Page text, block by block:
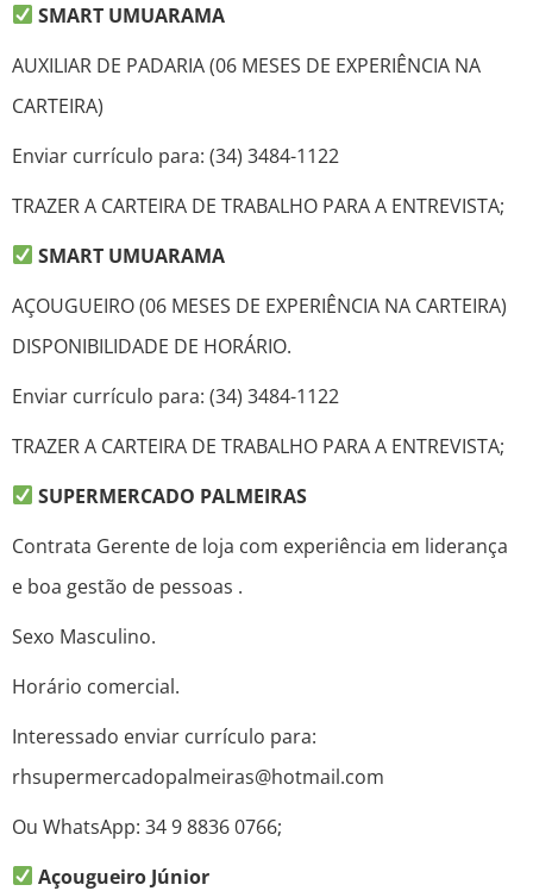
SMART UMUARAMA
AUXILIAR DE PADARIA (06 MESES DE EXPERIÊNCIA NA
CARTEIRA)
Enviar currículo para: (34) 3484-1122
TRAZER A CARTEIRA DE TRABALHO PARA A ENTREVISTA;
SMART UMUARAMA
AÇOUGUEIRO (06 MESES DE EXPERIÊNCIA NA CARTEIRA)
DISPONIBILIDADE DE HORÁRIO.
Enviar currículo para: (34) 3484-1122
TRAZER A CARTEIRA DE TRABALHO PARA A ENTREVISTA;
SUPERMERCADO PALMEIRAS
Contrata Gerente de loja com experiência em liderança
e boa gestão de pessoas .
Sexo Masculino.
Horário comercial.
Interessado enviar currículo para:
rhsupermercadopalmeiras@hotmail.com
Ou WhatsApp: 34 9 8836 0766;
Açougueiro Júnior